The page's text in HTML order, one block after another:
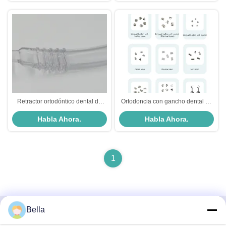
Retractor ortodóntico dental de
labios de acero inoxidable
Diferentes tipos y tamaños
Habla Ahora.
Ortodoncia con gancho dental de
acero inoxidable con bases
variables
Habla Ahora.
1
Contacto rápido
Bella